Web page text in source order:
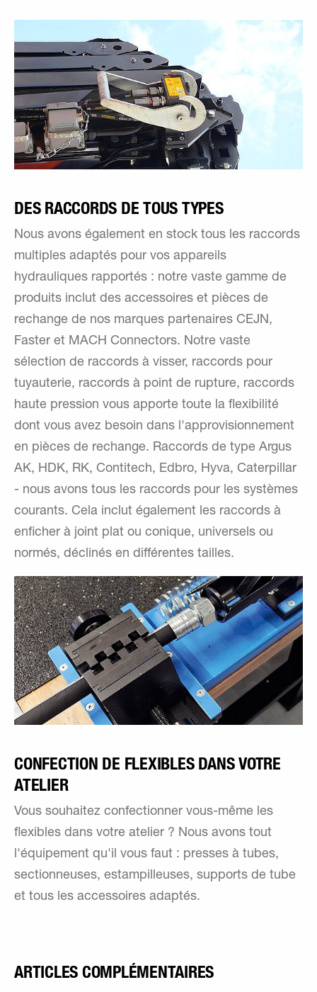
DES RACCORDS DE TOUS TYPES
Nous avons également en stock tous les raccords
multiples adaptés pour vos appareils
hydrauliques rapportés : notre vaste gamme de
produits inclut des accessoires et pièces de
rechange de nos marques partenaires CEJN,
Faster et MACH Connectors. Notre vaste
sélection de raccords à visser, raccords pour
tuyauterie, raccords à point de rupture, raccords
haute pression vous apporte toute la flexibilité
dont vous avez besoin dans l'approvisionnement
en pièces de rechange. Raccords de type Argus
AK, HDK, RK, Contitech, Edbro, Hyva, Caterpillar
- nous avons tous les raccords pour les systèmes
courants. Cela inclut également les raccords à
enficher à joint plat ou conique, universels ou
normés, déclinés en différentes tailles.
CONFECTION DE FLEXIBLES DANS VOTRE
ATELIER
Vous souhaitez confectionner vous-même les
flexibles dans votre atelier ? Nous avons tout
l'équipement qu'il vous faut : presses à tubes,
sectionneuses, estampilleuses, supports de tube
et tous les accessoires adaptés.
ARTICLES COMPLÉMENTAIRES